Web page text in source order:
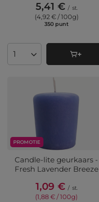
5,41 € / st.
(4,92 € / 100g)
350puntpunten
Aantal producten
PROMOTIE
Candle-lite geurkaars -
Fresh Lavender Breeze
1,09 € / st.
(1,88 € / 100g)